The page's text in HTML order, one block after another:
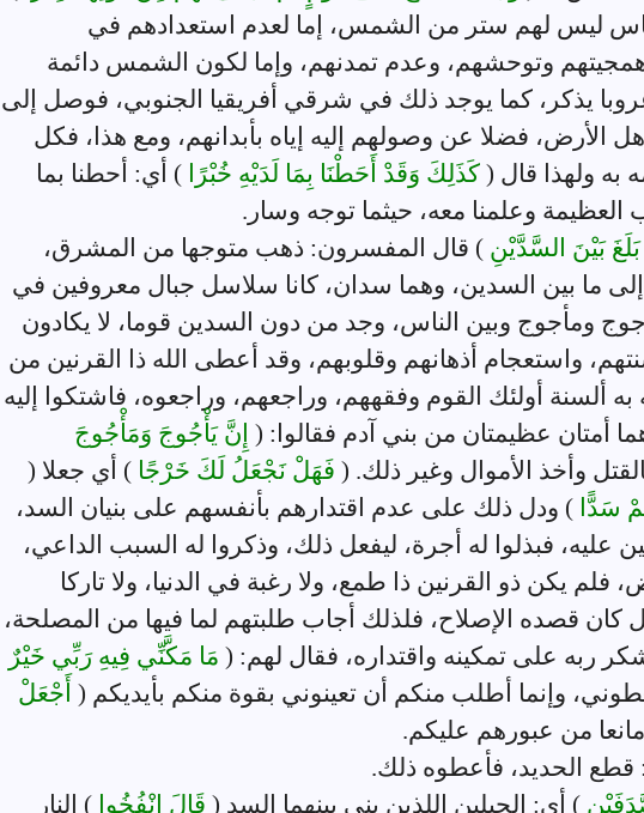
ليس لهم ستر من الشمس، إما لعدم استعدادهم في
همجيتهم وتوحشهم، وعدم تمدنهم، وإما لكون الشمس دائمة
يذكر، كما يوجد ذلك في شرقي أفريقيا الجنوبي، فوصل إلى
الأرض، فضلا عن وصولهم إليه إياه بأبدانهم، ومع هذا، فكل
به ولهذا قال ( كَذَلِكَ وَقَدْ أَحَطْنَا بِمَا لَدَيْهِ خُبْرًا ) أي: أحطنا بما
العظيمة وعلمنا معه، حيثما توجه وسار.
بَيْنَ السَّدَّيْنِ ) قال المفسرون: ذهب متوجها من المشرق،
ما بين السدين، وهما سدان، كانا سلاسل جبال معروفين في
ومأجوج وبين الناس، وجد من دون السدين قوما، لا يكادون
واستعجام أذهانهم وقلوبهم، وقد أعطى الله ذا القرنين من
به ألسنة أولئك القوم وفقههم، وراجعهم، وراجعوه، فاشتكوا إليه
أمتان عظيمتان من بني آدم فقالوا: ( إِنَّ يَأْجُوجَ وَمَأْجُوجَ
وأخذ الأموال وغير ذلك. ( فَهَلْ نَجْعَلُ لَكَ خَرْجًا ) أي جعلا (
سَدًّا ) ودل ذلك على عدم اقتدارهم بأنفسهم على بنيان السد،
عليه، فبذلوا له أجرة، ليفعل ذلك، وذكروا له السبب الداعي،
يكن ذو القرنين ذا طمع، ولا رغبة في الدنيا، ولا تاركا
كان قصده الإصلاح، فلذلك أجاب طلبتهم لما فيها من المصلحة،
ربه على تمكينه واقتداره، فقال لهم: ( مَا مَكَّنِّي فِيهِ رَبِّي خَيْرٌ
وإنما أطلب منكم أن تعينوني بقوة منكم بأيديكم ( أَجْعَلْ
من عبورهم عليكم.
قطع الحديد، فأعطوه ذلك.
) أي: الجبلين اللذين بني بينهما السد ( قَالَ انْفُخُوا ) النار